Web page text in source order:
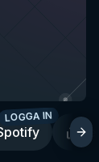
LOGGA IN